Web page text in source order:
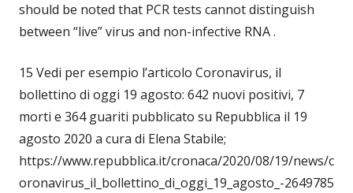
should be noted that PCR tests cannot distinguish
between “live” virus and non-infective RNA .
15 Vedi per esempio l’articolo Coronavirus, il
bollettino di oggi 19 agosto: 642 nuovi positivi, 7
morti e 364 guariti pubblicato su Repubblica il 19
agosto 2020 a cura di Elena Stabile;
https://www.repubblica.it/cronaca/2020/08/19/news/c
oronavirus_il_bollettino_di_oggi_19_agosto_-2649785